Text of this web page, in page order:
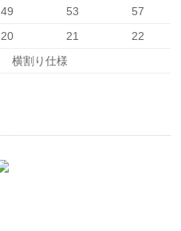
49 53
57
20 21
22
横割り仕様